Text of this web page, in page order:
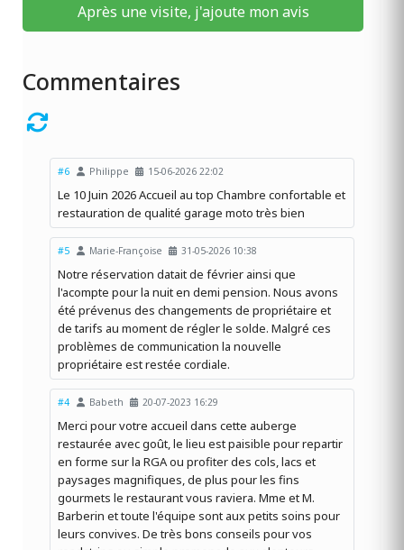
Après une visite, j'ajoute mon avis
Commentaires
#6 Philippe 15-06-2026 22:02
Le 10 Juin 2026 Accueil au top Chambre confortable et
restauration de qualité garage moto très bien
#5 Marie-Françoise 31-05-2026 10:38
Notre réservation datait de février ainsi que
l'acompte pour la nuit en demi pension. Nous avons
été prévenus des changements de propriétaire et
de tarifs au moment de régler le solde. Malgré ces
problèmes de communication la nouvelle
propriétaire est restée cordiale.
#4 Babeth 20-07-2023 16:29
Merci pour votre accueil dans cette auberge
restaurée avec goût, le lieu est paisible pour repartir
en forme sur la RGA ou profiter des cols, lacs et
paysages magnifiques, de plus pour les fins
gourmets le restaurant vous raviera. Mme et M.
Barberin et toute l'équipe sont aux petits soins pour
leurs convives. De très bons conseils pour vos